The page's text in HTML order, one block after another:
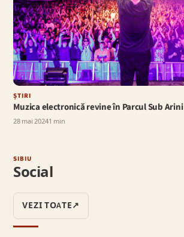
ȘTIRI
Muzica electronică revine în Parcul Sub Arini
28 mai 20241 min
SIBIU
Social
VEZI TOATE↗